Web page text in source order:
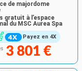
Payez en 4X
de majordome
gratuit à l’espace
du MSC Aurea Spa
3 801 €